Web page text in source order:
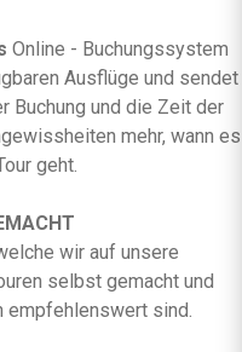
Online - Buchungssystem
Ausflüge und sendet
Buchung und die Zeit der
mehr, wann es
geht.
wir auf unsere
selbst gemacht und
empfehlenswert sind.